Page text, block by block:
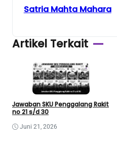
Satria Mahta Mahara
Artikel Terkait
Jawaban SKU Penggalang Rakit
no 21 s/d 30
Juni 21, 2026